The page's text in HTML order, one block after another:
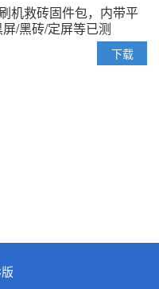
机救砖固件包，内带平
/黑砖/定屏等已测
下载